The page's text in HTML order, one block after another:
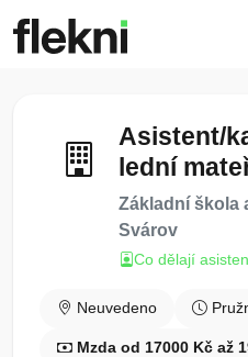
Asistent/
lední
Základní škola
Svárov
Co dělají
Neuvedeno
Mzda od 17000 Kč až